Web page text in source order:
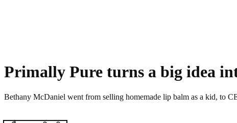
Primally Pure turns a big idea
Bethany McDaniel went from selling homemade lip balm as a kid, to